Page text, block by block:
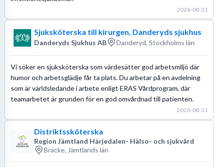
2026-08-31
Sjuksköterska till kirurgen, Danderyds sjukhus
Danderyds Sjukhus AB Danderyd, Stockholms län
Vi söker en sjuksköterska som värdesätter god arbetsmiljö där
humor och arbetsglädje får ta plats. Du arbetar på en avdelning
som är världsledande i arbete enligt ERAS Vårdprogram, där
teamarbetet är grunden för en god omvårdnad till patienten.
2026-08-31
Distriktssköterska
Region Jämtland Härjedalen- Hälso- och sjukvård
Bräcke, Jämtlands län